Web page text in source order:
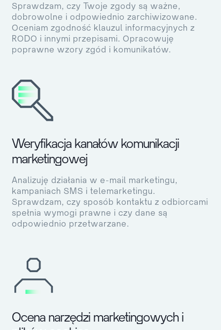
Sprawdzam, czy Twoje zgody są ważne,
dobrowolne i odpowiednio zarchiwizowane.
Oceniam zgodność klauzul informacyjnych z
RODO i innymi przepisami. Opracowuję
poprawne wzory zgód i komunikatów.
Weryfikacja kanałów komunikacji
marketingowej
Analizuję działania w e-mail marketingu,
kampaniach SMS i telemarketingu.
Sprawdzam, czy sposób kontaktu z odbiorcami
spełnia wymogi prawne i czy dane są
odpowiednio przetwarzane.
Ocena narzędzi marketingowych i